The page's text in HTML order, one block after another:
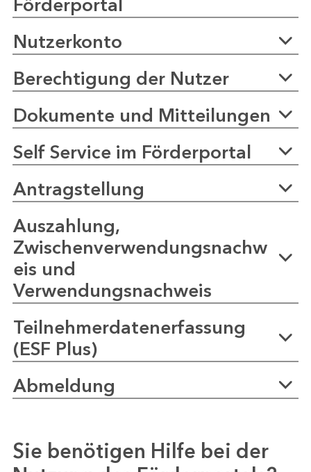
Förderportal
Nutzerkonto
Berechtigung der Nutzer
Dokumente und Mitteilungen
Self Service im Förderportal
Antragstellung
Auszahlung,
Zwischenverwendungsnachw
eis und
Verwendungsnachweis
Teilnehmerdatenerfassung
(ESF Plus)
Abmeldung
Sie benötigen Hilfe bei der